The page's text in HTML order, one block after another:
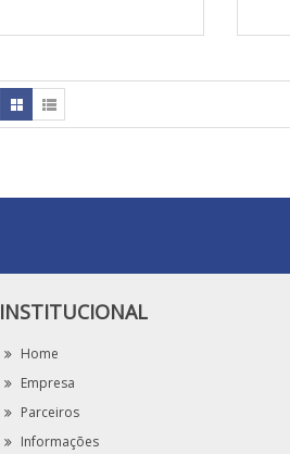
INSTITUCIONAL
Home
Empresa
Parceiros
Informações